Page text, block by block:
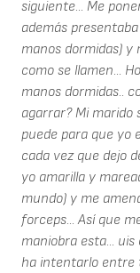
siguiente... Me
además
manos dormidas) y
como se llamen...
manos dormidas..
agarrar? Mi marido
puede para que yo
cada vez que dejo
yo amarilla y
mundo) y me
forceps... Así que
maniobra esta...
ha intentarlo entre